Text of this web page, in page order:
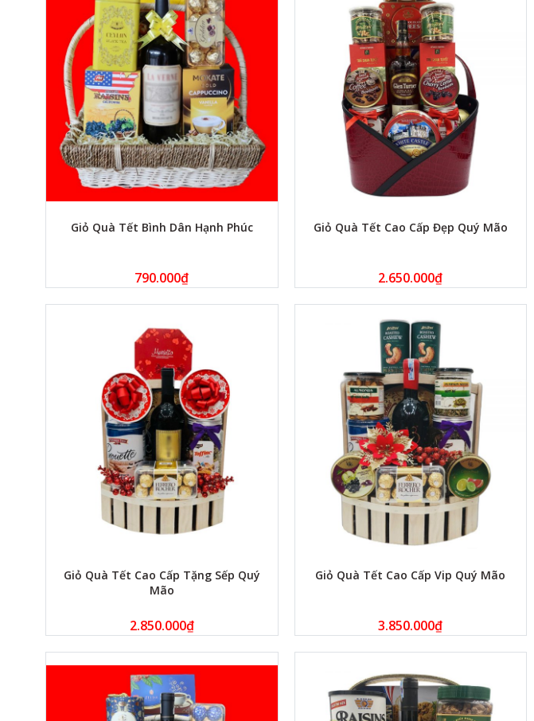
Giỏ Quà Tết Bình Dân Hạnh Phúc
790.000₫
Giỏ Quà Tết Cao Cấp Đẹp Quý Mão
2.650.000₫
Giỏ Quà Tết Cao Cấp Tặng Sếp Quý
Mão
2.850.000₫
Giỏ Quà Tết Cao Cấp Vip Quý Mão
3.850.000₫